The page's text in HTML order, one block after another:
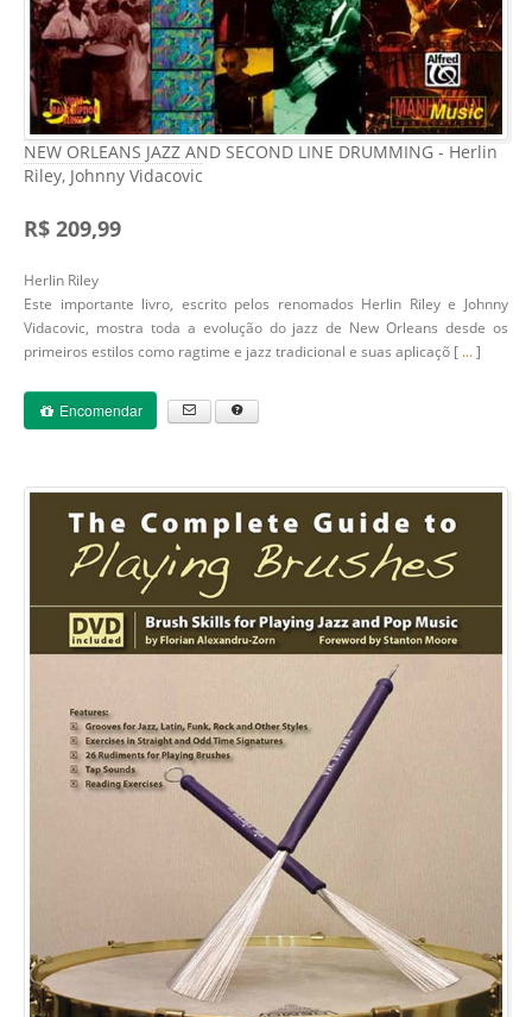
NEW ORLEANS JAZZ AND SECOND LINE DRUMMING - Herlin
Riley, Johnny Vidacovic
R$ 209,99
Herlin Riley
Este importante livro, escrito pelos renomados Herlin Riley e Johnny
Vidacovic, mostra toda a evolução do jazz de New Orleans desde os
primeiros estilos como ragtime e jazz tradicional e suas aplicaçõ [ ...]
Encomendar